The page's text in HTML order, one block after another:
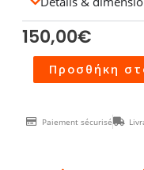
150,00€
Karim
ποσότητα
Προσθήκη
Paiement sécurisé